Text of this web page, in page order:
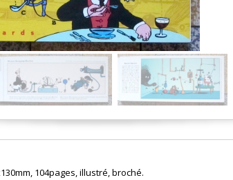
104pages, illustré, broché.